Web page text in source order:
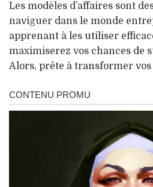
Les modèles d’affaires sont
naviguer dans le monde
apprenant à les utiliser
maximiserez vos chances de
Alors, prête à transformer vos